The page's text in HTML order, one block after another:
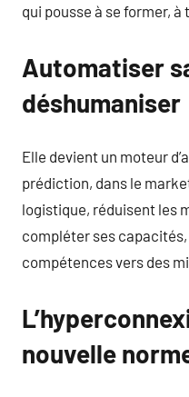
qui pousse à se former, à
Automatiser
déshumaniser
Elle devient un moteur
prédiction, dans le
logistique, réduisent les
compléter ses
compétences vers des
nouvelle